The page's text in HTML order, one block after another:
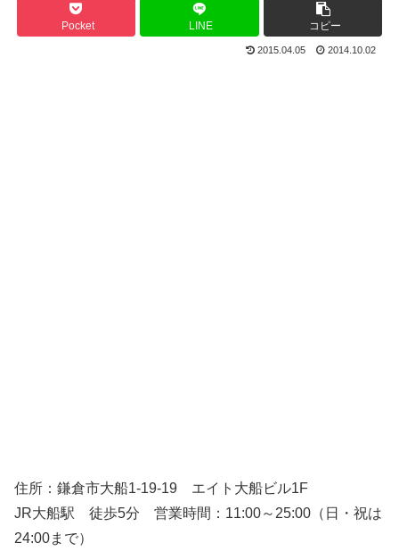
Pocket LINE コピー
2015.04.05 2014.10.02
住所：鎌倉市大船1-19-19 エイト大船ビル1F
JR大船駅 徒歩5分 営業時間：11:00～25:00（日・祝は
24:00まで）